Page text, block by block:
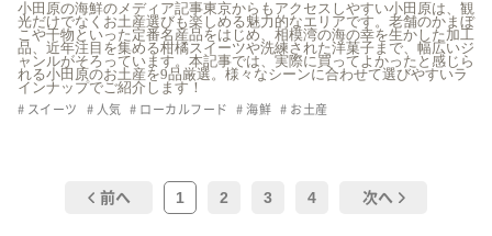
小田原の海鮮のメディア記事東京からもアクセスしやすい小田原は、観
光だけでなくお土産選びも楽しめる魅力的なエリアです。老舗のかまぼ
こや干物といった定番名産品をはじめ、相模湾の海の幸を生かした加工
品、近年注目を集める柑橘スイーツや洗練された洋菓子まで、幅広いジ
ャンルがそろっています。本記事では、実際に買ってよかったと感じら
れる小田原のお土産を9品厳選。様々なシーンに合わせて選びやすいラ
インナップでご紹介します！
スイーツ 人気 ローカルフード 海鮮 お土産
前へ 1 2 3 4 次へ